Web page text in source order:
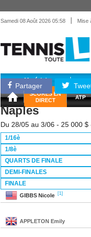
Samedi 08 Août 2026 05:58 | Mise
Matériel
SCORES EN
DIRECT
ATP
Partager
Naples
Du 28/05 au 3/06 - 25 000
1/16è
1/8è
QUARTS DE FINALE
DEMI-FINALES
FINALE
GIBBS Nicole [1]
APPLETON Emily